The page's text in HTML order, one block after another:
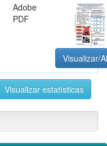
Adobe
PDF
Visualizar/
Visualizar estatísticas